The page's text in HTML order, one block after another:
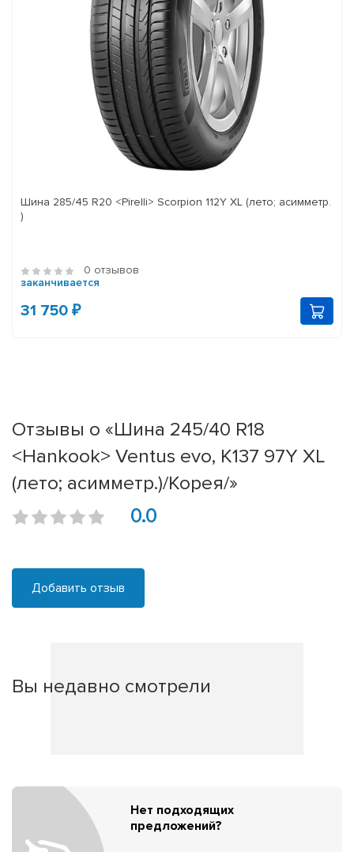
Шина 285/45 R20 <Pirelli> Scorpion 112Y XL (лето; асимметр.
)
0 отзывов
заканчивается
31 750 ₽
Отзывы о «Шина 245/40 R18
<Hankook> Ventus evo, K137 97Y XL
(лето; асимметр.)/Корея/»
0.0
Добавить отзыв
Вы недавно смотрели
Нет подходящих
предложений?